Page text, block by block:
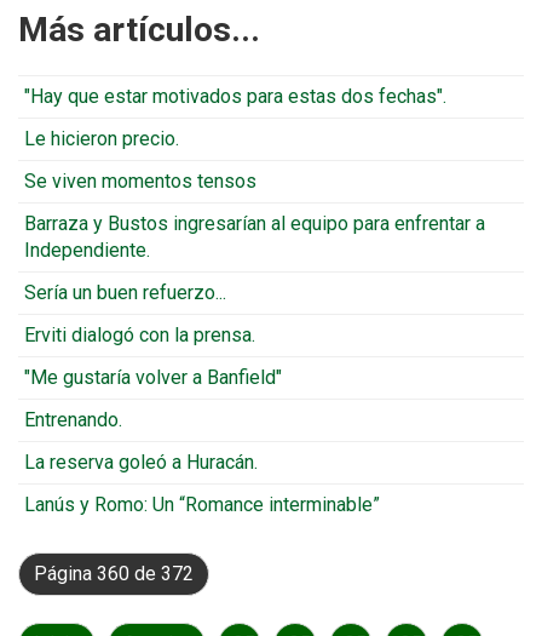
Más artículos...
"Hay que estar motivados para estas dos fechas".
Le hicieron precio.
Se viven momentos tensos
Barraza y Bustos ingresarían al equipo para enfrentar a
Independiente.
Sería un buen refuerzo...
Erviti dialogó con la prensa.
"Me gustaría volver a Banfield"
Entrenando.
La reserva goleó a Huracán.
Lanús y Romo: Un “Romance interminable”
Página 360 de 372